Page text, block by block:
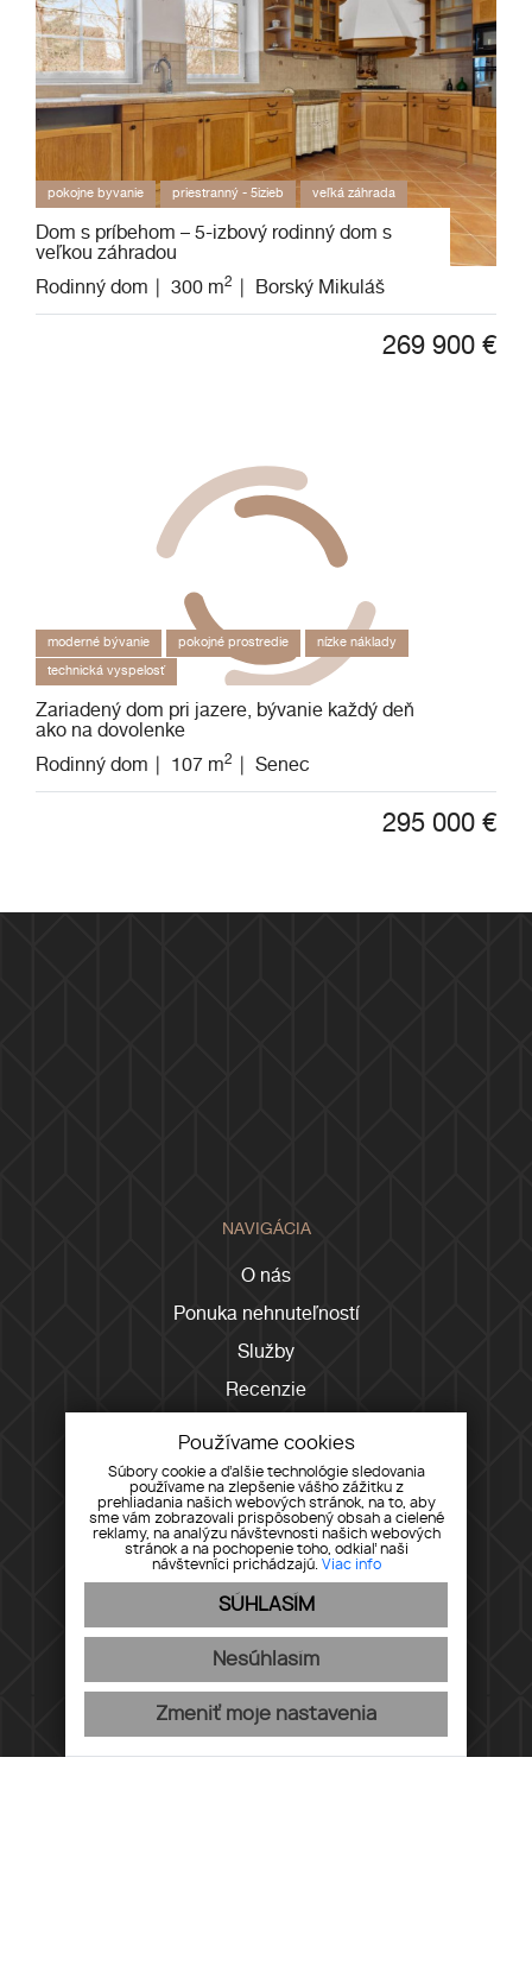
Dom s príbehom – 5-izbový rodinný dom s
veľkou záhradou
pokojne byvanie priestranný - 5izieb veľká záhrada
Rodinný dom 300 m2 Borský Mikuláš
269 900 €
Zariadený dom pri jazere, bývanie každý deň
ako na dovolenke
moderné bývanie pokojné prostredie nízke náklady
technická vyspelosť
Rodinný dom 107 m2 Senec
295 000 €
NAVIGÁCIA
O nás
Ponuka nehnuteľností
Služby
Recenzie
Kontakt
ADRESA
ProHome Real Estate s.r.o.
BBC 5
Plynárenská 7/C, 821 09 Bratislava
Používame cookies
Súbory cookie a ďalšie technológie sledovania
používame na zlepšenie vášho zážitku z
prehliadania našich webových stránok, na to, aby
sme vám zobrazovali prispôsobený obsah a cielené
reklamy, na analýzu návštevnosti našich webových
stránok a na pochopenie toho, odkiaľ naši
návštevníci prichádzajú. Viac info
SÚHLASÍM
Nesúhlasím
Zmeniť moje nastavenia